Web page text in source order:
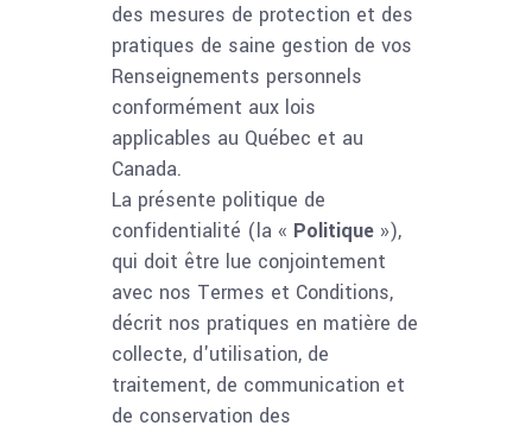
des mesures de protection et des
pratiques de saine gestion de vos
Renseignements personnels
conformément aux lois
applicables au Québec et au
Canada.
La présente politique de
confidentialité (la « Politique »),
qui doit être lue conjointement
avec nos Termes et Conditions,
décrit nos pratiques en matière de
collecte, d'utilisation, de
traitement, de communication et
de conservation des